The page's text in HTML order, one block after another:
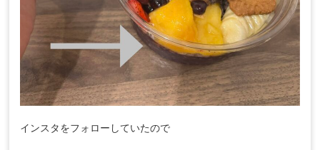
インスタをフォローしていたので